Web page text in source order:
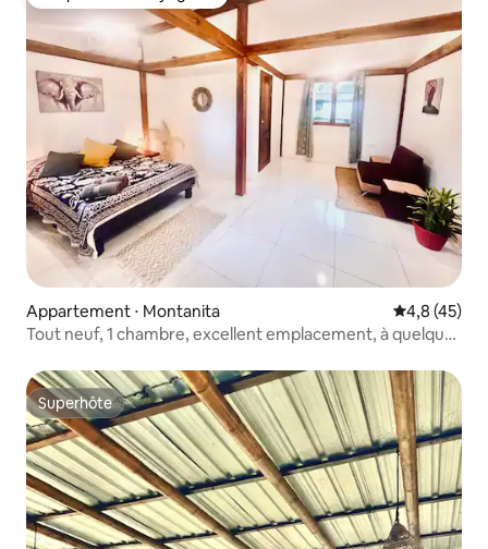
Appartement ⋅ Montanita Évaluation
4,8 (45)
Tout neuf, 1 chambre, excellent emplacement, à quelques
Superhôte
Superhôte